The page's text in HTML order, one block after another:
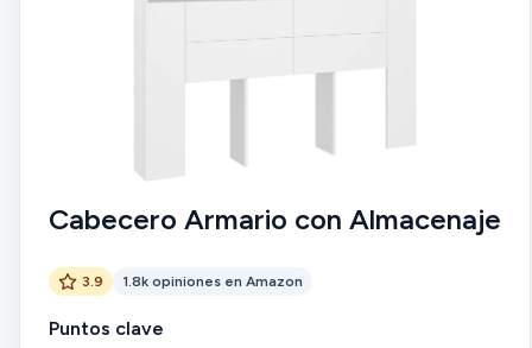
este mueble lo compras ya montado en una tienda
justitas, pero que cumple y queda bien puesto.
Cabecero Armario con Almacenaje
3.9 1.8k opiniones en Amazon
Puntos clave